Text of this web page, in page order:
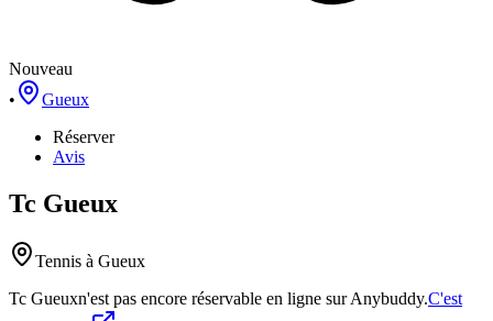
Nouveau
•
Gueux
Réserver
Avis
Tc Gueux
Tennis à Gueux
Tc Gueuxn'est pas encore réservable en ligne sur Anybuddy.C'est